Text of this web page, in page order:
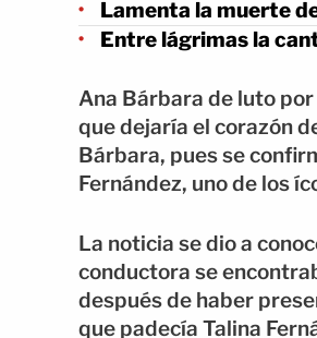
Lamenta la muerte
Entre lágrimas la
Ana Bárbara de luto
que dejaría el corazón
Bárbara, pues se
Fernández, uno de los
La noticia se dio a
conductora se
después de haber
que padecía Talina